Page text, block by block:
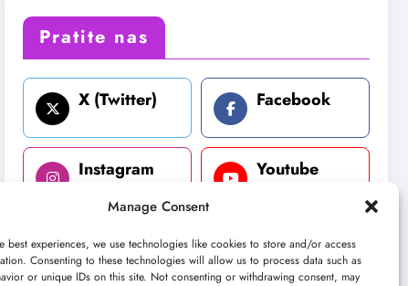
Manage Consent
best experiences, we use technologies like cookies to store and/or access
Consenting to these technologies will allow us to process data such as
or unique IDs on this site. Not consenting or withdrawing consent, may
Pratite nas
X (Twitter) Facebook
Instagram Youtube
LinkedIn